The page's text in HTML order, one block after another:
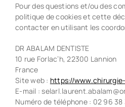
Pour des questions et/ou des
politique de cookies et cette
contacter en utilisant les
DR ABALAM DENTISTE
10 rue Forlac’h, 22300 Lannion
France
Site web : https://
E-mail :selarl.laurent.abalam@
Numéro de téléphone : 02 96 38